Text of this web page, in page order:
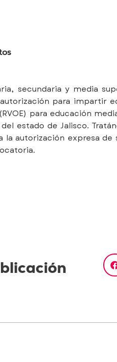
secundaria y media
para impartir
para educación
estado de Jalisco.
autorización expresa de